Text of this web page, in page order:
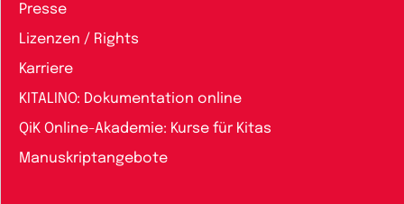
Presse
Lizenzen / Rights
Karriere
KITALINO: Dokumentation online
QiK Online-Akademie: Kurse für Kitas
Manuskriptangebote